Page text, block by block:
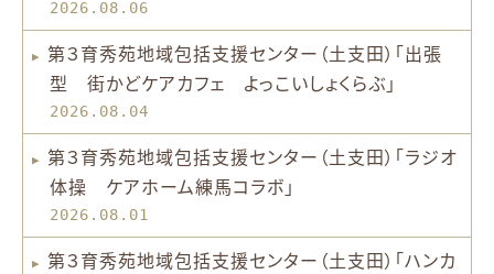
2026.08.06
第３育秀苑地域包括支援センター（土支田）「出張
型 街かどケアカフェ よっこいしょくらぶ」
2026.08.04
第３育秀苑地域包括支援センター（土支田）「ラジオ
体操 ケアホーム練馬コラボ」
2026.08.01
第３育秀苑地域包括支援センター（土支田）「ハンカ